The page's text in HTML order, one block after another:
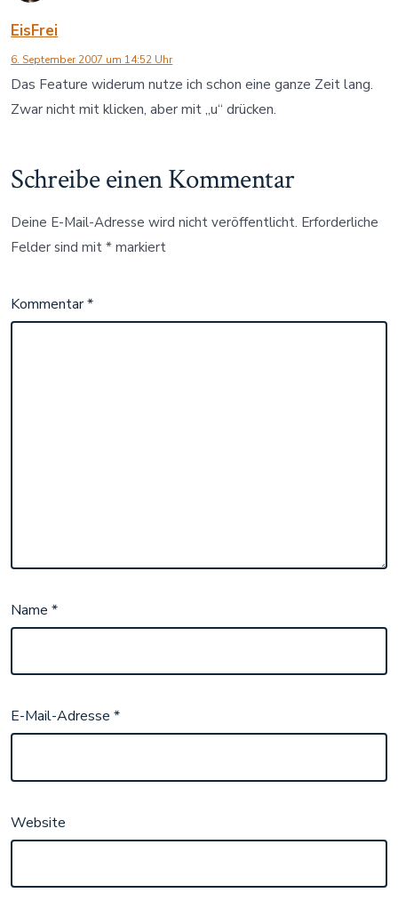
EisFrei
6. September 2007 um 14:52 Uhr
Das Feature widerum nutze ich schon eine ganze Zeit lang.
Zwar nicht mit klicken, aber mit „u“ drücken.
Schreibe einen Kommentar
Deine E-Mail-Adresse wird nicht veröffentlicht. Erforderliche
Felder sind mit* markiert
Kommentar*
Name*
E-Mail-Adresse*
Website